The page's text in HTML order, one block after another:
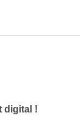
digital !